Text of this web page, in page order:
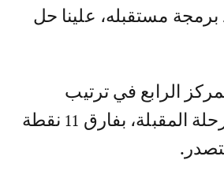
برمجة مستقبله، علينا حل
الرابع في ترتيب
الدوري قبل المرحلة المقبلة، بفارق 11 نقطة